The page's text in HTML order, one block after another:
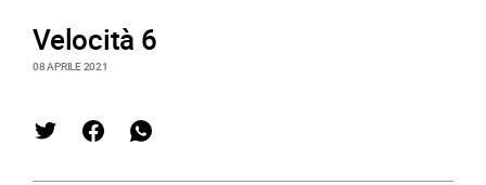
Velocità 6
08 APRILE 2021